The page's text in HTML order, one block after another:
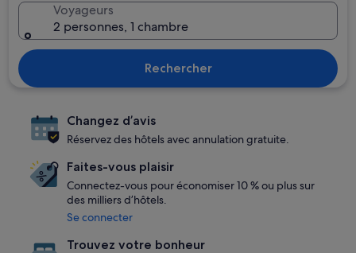
Voyageurs
2 personnes, 1 chambre
Rechercher
Changez d’avis
Réservez des hôtels avec annulation gratuite.
Faites-vous plaisir
Connectez-vous pour économiser 10 % ou plus sur
des milliers d’hôtels.
Se connecter
Trouvez votre bonheur